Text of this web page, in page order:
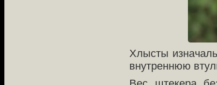
Хлысты
внутреннюю